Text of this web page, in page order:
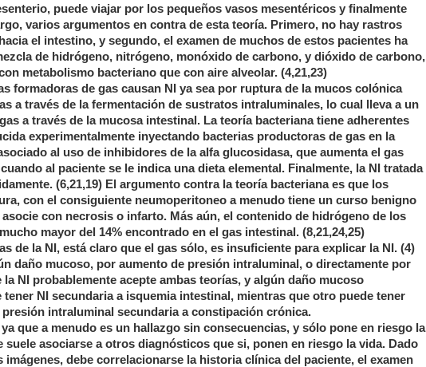
puede viajar por los pequeños vasos mesentéricos y finalmente
varios argumentos en contra de esta teoría. Primero, no hay rastros
el intestino, y segundo, el examen de muchos de estos pacientes ha
de hidrógeno, nitrógeno, monóxido de carbono, y dióxido de carbono,
metabolismo bacteriano que con aire alveolar. (4,21,23)
formadoras de gas causan NI ya sea por ruptura de la mucos colónica
a través de la fermentación de sustratos intraluminales, lo cual lleva a un
a través de la mucosa intestinal. La teoría bacteriana tiene adherentes
experimentalmente inyectando bacterias productoras de gas en la
al uso de inhibidores de la alfa glucosidasa, que aumenta el gas
al paciente se le indica una dieta elemental. Finalmente, la NI tratada
(6,21,19) El argumento contra la teoría bacteriana es que los
con el consiguiente neumoperitoneo a menudo tiene un curso benigno
con necrosis o infarto. Más aún, el contenido de hidrógeno de los
mayor del 14% encontrado en el gas intestinal. (8,21,24,25)
de la NI, está claro que el gas sólo, es insuficiente para explicar la NI. (4)
daño mucoso, por aumento de presión intraluminal, o directamente por
NI probablemente acepte ambas teorías, y algún daño mucoso
NI secundaria a isquemia intestinal, mientras que otro puede tener
intraluminal secundaria a constipación crónica.
que a menudo es un hallazgo sin consecuencias, y sólo pone en riesgo la
asociarse a otros diagnósticos que si, ponen en riesgo la vida. Dado
debe correlacionarse la historia clínica del paciente, el examen